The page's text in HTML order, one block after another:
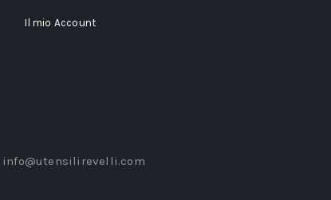
Il mio Account
info@utensilirevelli.com